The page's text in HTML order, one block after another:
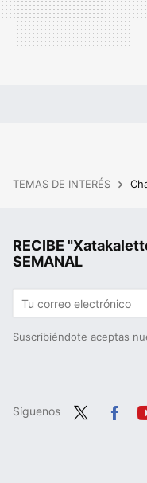
TEMAS DE INTERÉS
RECIBE
SEMANAL
Suscribiéndote aceptas
Síguenos